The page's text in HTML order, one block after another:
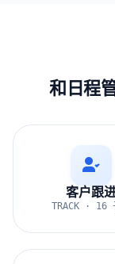
和日程
客户跟
TRACK · 16